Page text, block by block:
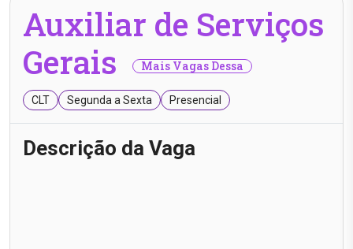
Auxiliar de Serviços
Gerais
Mais Vagas Dessa
CLT Segunda a Sexta Presencial
Descrição da Vaga